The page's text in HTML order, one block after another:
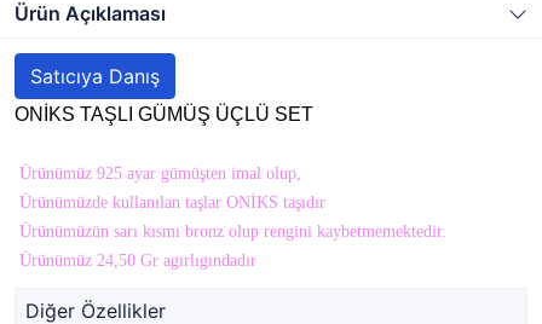
Ürün Açıklaması
Satıcıya Danış
ONİKS TAŞLI GÜMÜŞ ÜÇLÜ SET
Ürünümüz 925 ayar gümüşten imal olup,
Ürünümüzde kullanılan taşlar ONİKS taşıdır
Ürünümüzün sarı kısmı bronz olup rengini kaybetmemektedir.
Ürünümüz 24,50 Gr agırlıgındadır
Diğer Özellikler